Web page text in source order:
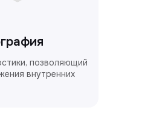
позволяющий
внутренних